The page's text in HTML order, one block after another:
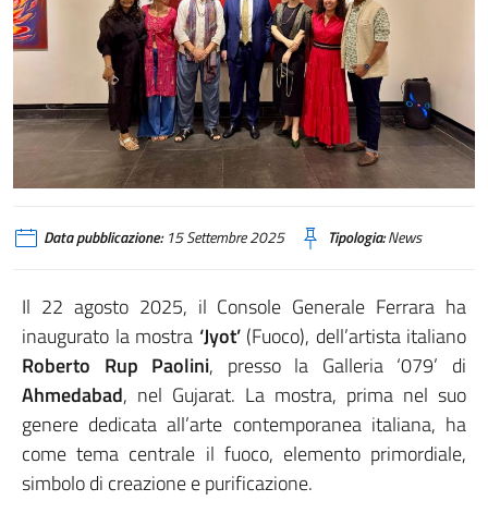
Data pubblicazione:15 Settembre 2025 Tipologia:News
Il 22 agosto 2025, il Console Generale Ferrara ha
inaugurato la mostra ‘Jyot’(Fuoco), dell’artista italiano
Roberto Rup Paolini, presso la Galleria ‘079’ di
Ahmedabad, nel Gujarat. La mostra, prima nel suo
genere dedicata all’arte contemporanea italiana, ha
come tema centrale il fuoco, elemento primordiale,
simbolo di creazione e purificazione.